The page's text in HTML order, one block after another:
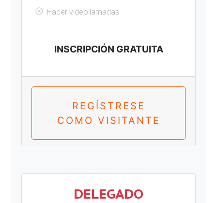
Hacer videollamadas
INSCRIPCIÓN GRATUITA
REGÍSTRESE
COMO VISITANTE
DELEGADO